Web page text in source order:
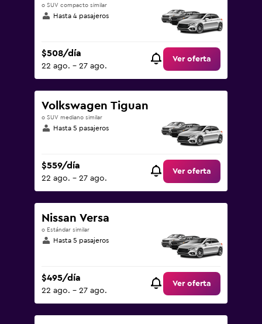
o SUV compacto similar
Hasta 4 pasajeros
$508/día
22 ago. - 27 ago.
Ver oferta
Volkswagen Tiguan
o SUV mediano similar
Hasta 5 pasajeros
$559/día
22 ago. - 27 ago.
Ver oferta
Nissan Versa
o Estándar similar
Hasta 5 pasajeros
$495/día
22 ago. - 27 ago.
Ver oferta